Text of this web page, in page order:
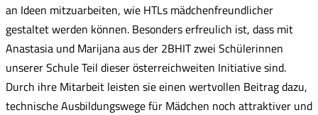
an Ideen mitzuarbeiten, wie HTLs mädchenfreundlicher
gestaltet werden können. Besonders erfreulich ist, dass mit
Anastasia und Marijana aus der 2BHIT zwei Schülerinnen
unserer Schule Teil dieser österreichweiten Initiative sind.
Durch ihre Mitarbeit leisten sie einen wertvollen Beitrag dazu,
technische Ausbildungswege für Mädchen noch attraktiver und